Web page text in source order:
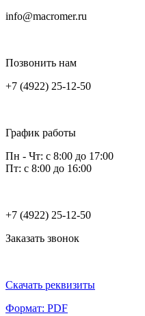
info@macromer.ru
Позвонить нам
+7 (4922) 25-12-50
График работы
Пн - Чт: с 8:00 до 17:00
Пт: с 8:00 до 16:00
+7 (4922) 25-12-50
Заказать звонок
Скачать реквизиты
Формат: PDF